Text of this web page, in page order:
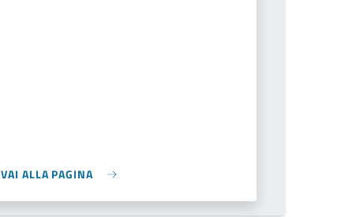
VAI ALLA PAGINA